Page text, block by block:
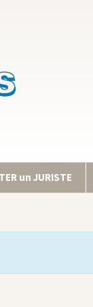
un JURISTE